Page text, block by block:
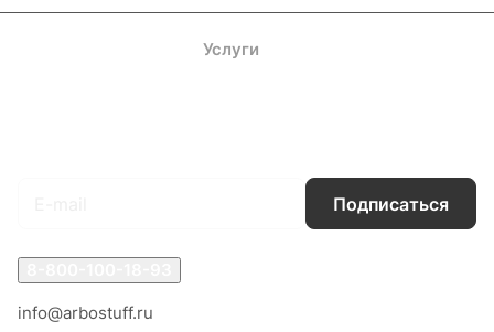
Услуги
Подписаться
info@arbostuff.ru